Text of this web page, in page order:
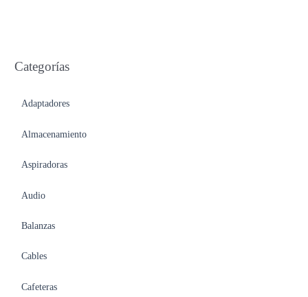
Categorías
Adaptadores
Almacenamiento
Aspiradoras
Audio
Balanzas
Cables
Cafeteras